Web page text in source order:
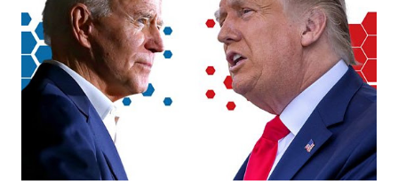
Dominicana en El Salvador, Maryelin Haeckerina Didiez
Ogando, primera secretaria en la Embajada de la República
Dominicana en el Reino de España entre otros.